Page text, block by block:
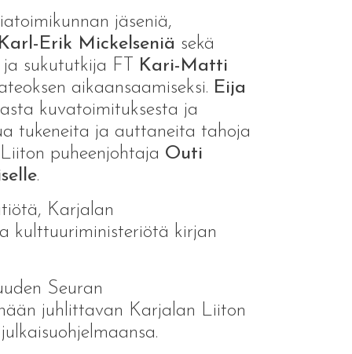
jäseniä,
Karl-Erik Mickelseniä sekä
ja sukututkija FT
Kari-Matti
aikaansaamiseksi. Eija
kuvatoimituksesta ja
tukeneita ja auttaneita tahoja
puheenjohtaja Outi
.
Karjalan
kulttuuriministeriötä kirjan
Seuran
juhlittavan Karjalan Liiton